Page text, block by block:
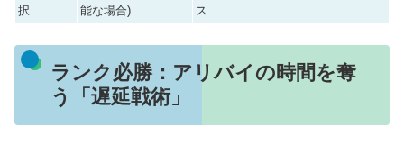
択
能な場合)
ス
ランク必勝：アリバイの時間を奪
う「遅延戦術」